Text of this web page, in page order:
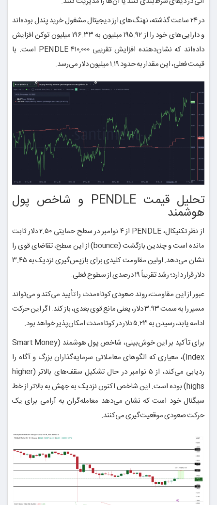
در ۲۴ ساعت گذشته، نهنگ‌های ارز دیجیتال مشغول خرید پندل بوده‌اند
و دارایی‌های خود را از ۱۹۵.۹۲ میلیون به ۱۹۶.۳۳ میلیون توکن افزایش
داده‌اند که نشان‌دهنده افزایش تقریبی ۴۱۰,۰۰۰ PENDLE است. با
قیمت فعلی، این مقدار به حدود ۱.۱۹ میلیون دلار می‌رسد.
تحلیل قیمت PENDLE و شاخص پول
هوشمند
از نظر تکنیکال، PENDLE از ۴ نوامبر در سطح حمایتی ۲.۵۰ دلار ثابت
مانده است و چندین بازگشت (bounce) از این سطح، تقاضای قوی را
نشان می‌دهد. اولین مقاومت کلیدی برای بازپس‌گیری نزدیک به ۳.۴۵
دلار قرار دارد؛ رشد تقریباً ۱۹ درصدی از سطوح فعلی.
عبور از این مقاومت، روند صعودی کوتاه‌مدت را تأیید می‌کند و می‌تواند
مسیر را به سمت ۳.۹۳ دلار، یعنی مانع قوی بعدی، باز کند. اگر این حرکت
ادامه یابد، رسیدن به ۵.۲۳ دلار در کوتاه‌مدت امکان‌پذیر خواهد بود.
برای تأکید بر این خوش‌بینی، شاخص پول هوشمند (Smart Money
Index)، معیاری که الگوهای معاملاتی سرمایه‌گذاران بزرگ و آگاه را
ردیابی می‌کند، از ۵ نوامبر در حال تشکیل سقف‌های بالاتر (higher
highs) بوده است. این شاخص اکنون نزدیک به جهش به بالاتر از خط
سیگنال خود است که نشان می‌دهد معامله‌گران به آرامی برای یک
حرکت صعودی موقعیت‌گیری می‌کنند.